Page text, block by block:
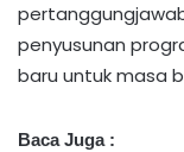
penyusunan
baru untuk masa
Baca Juga :